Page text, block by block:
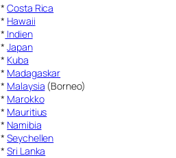
*Costa Rica
* Hawaii
* Indien
*Japan
* Kuba
* Madagaskar
* Malaysia (Borneo)
* Marokko
* Mauritius
* Namibia
*Seychellen
*Sri Lanka